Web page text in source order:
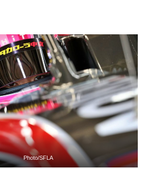
Photo/SFLA